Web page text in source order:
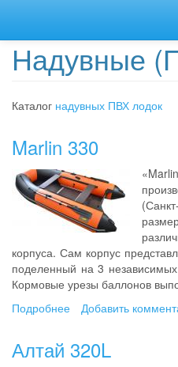
основному
содержанию
Надувные
Каталог надувных ПВХ лодок
Marlin 330
корпуса. Сам корпус
поделенный на 3
Кормовые урезы баллонов
Подробнее
Добавить
Алтай 320L